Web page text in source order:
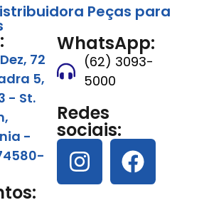
Peças para
72
5,
- St.
-
WhatsApp:
(62) 3093-
5000
Redes
sociais: